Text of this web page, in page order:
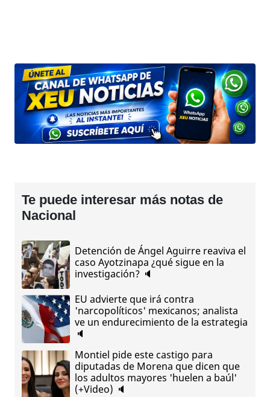
Te puede interesar más notas de
Nacional
Detención de Ángel Aguirre reaviva el
caso Ayotzinapa ¿qué sigue en la
investigación? 🔈
EU advierte que irá contra
'narcopolíticos' mexicanos; analista
ve un endurecimiento de la estrategia
🔈
Montiel pide este castigo para
diputadas de Morena que dicen que
los adultos mayores 'huelen a baúl'
(+Video) 🔈